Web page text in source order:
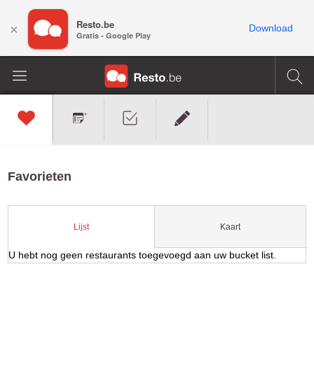
Favorieten
Lijst Kaart
U hebt nog geen restaurants toegevoegd aan uw bucket list.
× Resto.be
Gratis - Google Play
Download